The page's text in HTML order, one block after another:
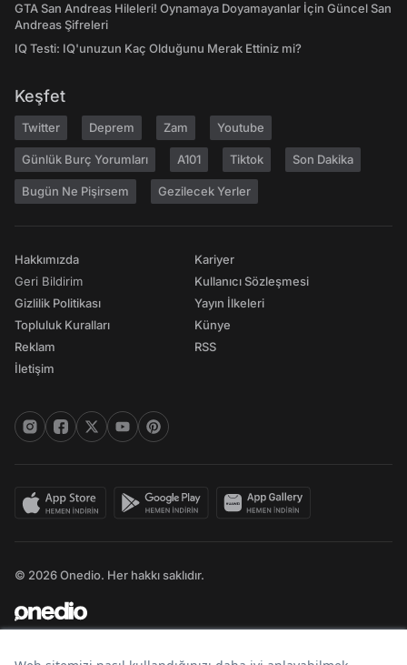
GTA San Andreas Hileleri! Oynamaya Doyamayanlar İçin Güncel San
Andreas Şifreleri
IQ Testi: IQ'unuzun Kaç Olduğunu Merak Ettiniz mi?
Keşfet
Twitter Deprem Zam Youtube
Günlük Burç Yorumları A101 Tiktok Son Dakika
Bugün Ne Pişirsem Gezilecek Yerler
Hakkımızda
Geri Bildirim
Gizlilik Politikası
Topluluk Kuralları
Reklam
İletişim
Kariyer
Kullanıcı Sözleşmesi
Yayın İlkeleri
Künye
RSS
© 2026 Onedio. Her hakkı saklıdır.